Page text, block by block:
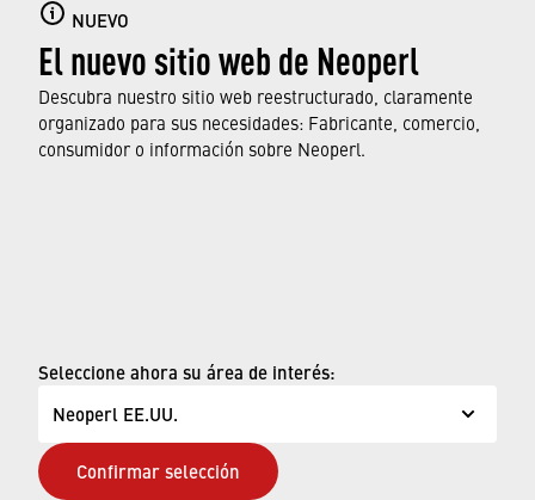
NUEVO
El nuevo sitio web de Neoperl
Descubra nuestro sitio web reestructurado, claramente
organizado para sus necesidades: Fabricante, comercio,
consumidor o información sobre Neoperl.
Seleccione ahora su área de interés:
Neoperl EE.UU.
Confirmar selección
Expresamos nuestro más sincero agradecimiento y
aprecio por los esfuerzos de todos los involucrados
en este gran desarrollo, que demuestra que el uso
eficiente de los materiales puede reducir de manera
considerable el impacto ambiental y, además, es
Términos de uso
ADA Declaración de Accesibilidad